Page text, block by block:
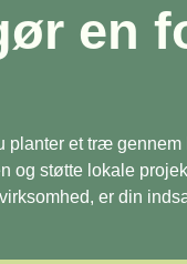
en
planter et træ
og støtte lokale
er din